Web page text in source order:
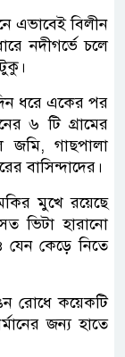
এভাবেই বিলীন
নদীগর্ভে চলে
ধরে একের পর
৬ টি গ্রামের
জমি, গাছপালা
বাসিন্দাদের।
মুখে রয়েছে
ভিটা হারানো
যেন কেড়ে নিতে
রোধে কয়েকটি
জন্য হাতে